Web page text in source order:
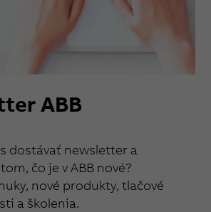
ABB
dostávať newsletter a
čo je v ABB nové?
nové produkty, tlačové
a školenia.